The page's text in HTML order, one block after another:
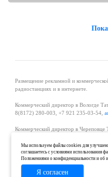
Размещение рекламной и
радиостанциях и в интернете.
Коммерческий директор в Вологде
8(8172) 280-003, +7 921 235-03-54,
Коммерческий директор в Череповце
Начальник отдела рекламы в
2-04-44, +7 921 125-06-40,
Мы используем файлы cookies для
соглашаетесь с условиями использования
Положениями о конфиденциальности и об
Я согласен